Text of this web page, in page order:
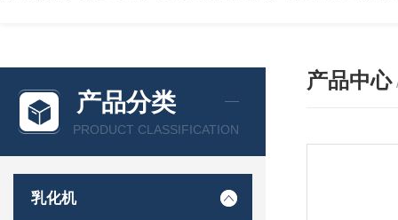
产品分类
PRODUCT CLASSIFICATION
乳化机
产品中心